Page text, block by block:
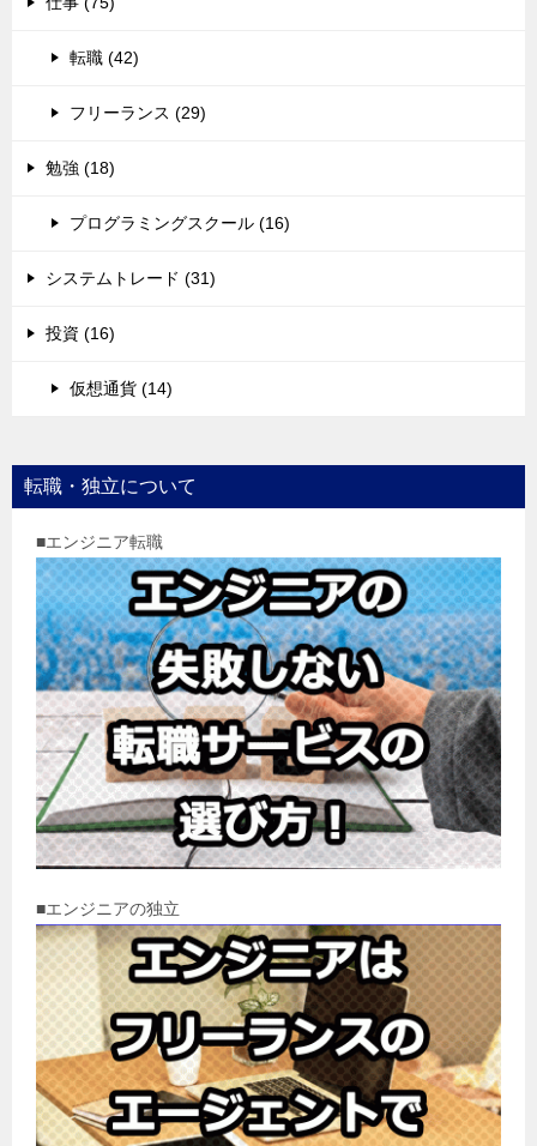
転職 (42)
フリーランス (29)
勉強 (18)
プログラミングスクール (16)
システムトレード (31)
投資 (16)
仮想通貨 (14)
転職・独立について
■エンジニア転職
■エンジニアの独立